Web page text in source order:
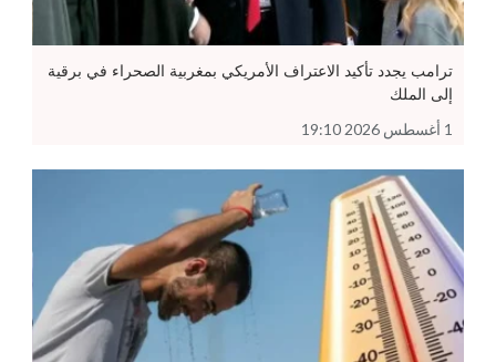
ترامب يجدد تأكيد الاعتراف الأمريكي بمغربية الصحراء في برقية
إلى الملك
1 أغسطس 2026 19:10